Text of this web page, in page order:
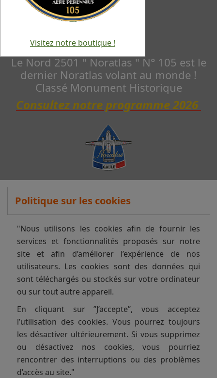
Le Nord 2501 " Noratlas " N° 105 est le
dernier Noratlas volant au monde !
Classé Monument Historique
Consultez notre programme 2026
Politique sur les cookies
"Nous utilisons les cookies afin de fournir les
services et fonctionnalités proposés sur notre
site et afin d’améliorer l’expérience de nos
utilisateurs. Les cookies sont des données qui
sont téléchargés ou stockés sur votre ordinateur
ou sur tout autre appareil.
En cliquant sur ”J’accepte”, vous acceptez
l’utilisation des cookies. Vous pourrez toujours
les désactiver ultérieurement. Si vous supprimez
ou désactivez nos cookies, vous pourriez
rencontrer des interruptions ou des problèmes
d’accès au site."
Visitez notre boutique !